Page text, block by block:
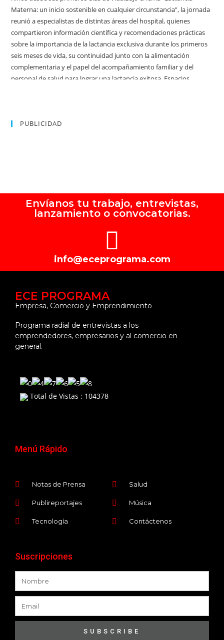
PUBLICIDAD
Envíanos tu trabajo, entrevistas,
lanzamiento o convocatorias.
info@eceprograma.com
ECE PROGRAMA
Empresa, Comercio y Emprendimiento
Programa radial de entrevistas a los
emprendedores, empresarios y al comercio en
general.
Total de Vistas : 104378
Menú Rápido
Notas de Prensa
Publireportajes
Tecnología
Salud
Música
Contáctenos
Suscripciones
SUBSCRIBE